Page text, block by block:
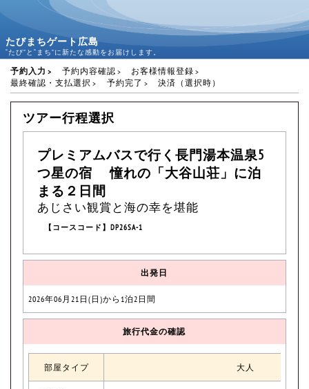
たびまちゲート広島
“たび”と“まち”に新たな感動をお届けします。
予約入力 予約内容確認
お客様情報登録
最終確認・支払選択
予約完了 決済（選択時）
ツアー行程選択
プレミアムバスで行く長門湯本温泉5
つ星の宿 憧れの「大谷山荘」に泊
まる２日間
あじさい観賞と海の幸を堪能
【コースコード】DP26SA-1
出発日
2026年06月21日(日)から1泊2日間
旅行代金の確認
部屋タイプ 大人